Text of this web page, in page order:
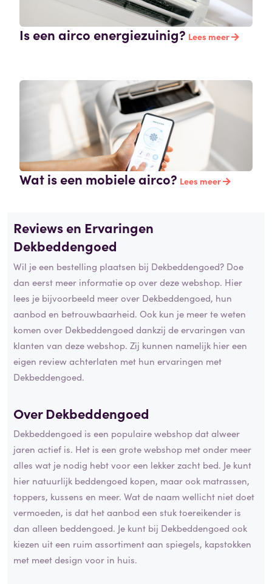
Is een airco energiezuinig? Lees meer
Wat is een mobiele airco? Lees meer
Reviews en Ervaringen
Dekbeddengoed
Wil je een bestelling plaatsen bij Dekbeddengoed? Doe
dan eerst meer informatie op over deze webshop. Hier
lees je bijvoorbeeld meer over Dekbeddengoed, hun
aanbod en betrouwbaarheid. Ook kun je meer te weten
komen over Dekbeddengoed dankzij de ervaringen van
klanten van deze webshop. Zij kunnen namelijk hier een
eigen review achterlaten met hun ervaringen met
Dekbeddengoed.
Over Dekbeddengoed
Dekbeddengoed is een populaire webshop dat alweer
jaren actief is. Het is een grote webshop met onder meer
alles wat je nodig hebt voor een lekker zacht bed. Je kunt
hier natuurlijk beddengoed kopen, maar ook matrassen,
toppers, kussens en meer. Wat de naam wellicht niet doet
vermoeden, is dat het aanbod een stuk toereikender is
dan alleen beddengoed. Je kunt bij Dekbeddengoed ook
kiezen uit een ruim assortiment aan spiegels, kapstokken
met meet design voor in huis.